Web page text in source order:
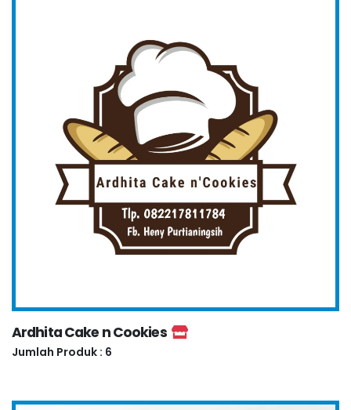
Ardhita Cake n Cookies
Jumlah Produk : 6